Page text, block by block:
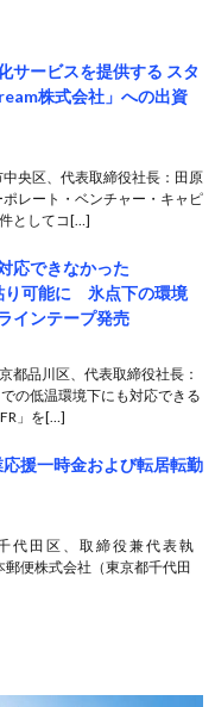
サービスを提供する スタ
株式会社」への出資
央区、代表取締役社長：田原
レート・ベンチャー・キャピ
としてコ[…]
応できなかった
り可能に 氷点下の環境
インテープ発売
都品川区、代表取締役社長：
の低温環境下にも対応できる
FR」を[…]
援一時金および転居転勤
代 田 区 、 取 締 役 兼 代 表 執
郵便株式会社（東京都千代田